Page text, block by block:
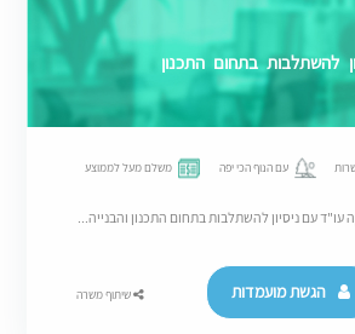
להשתלבות בתחום התכנון
עם הנוף הכי יפה משלם מעל לממוצע
עם ניסיון להשתלבות בתחום התכנון והבנייה...
הגשת מועמדות שיתוף משרה